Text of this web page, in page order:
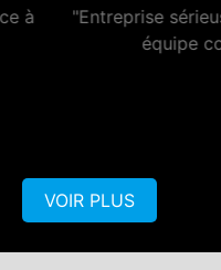
et réactive, dotée
commerciale et
VOIR PLUS